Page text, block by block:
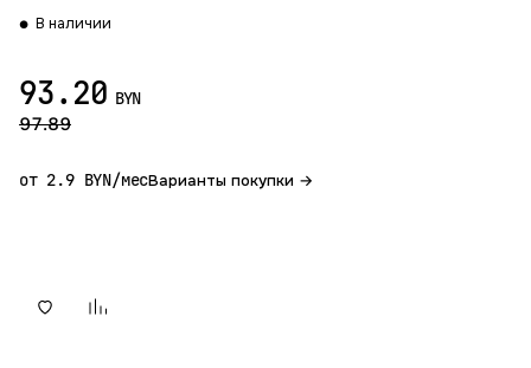
В наличии
93.20 BYN
97.89
от 2.9 BYN/месВарианты покупки →